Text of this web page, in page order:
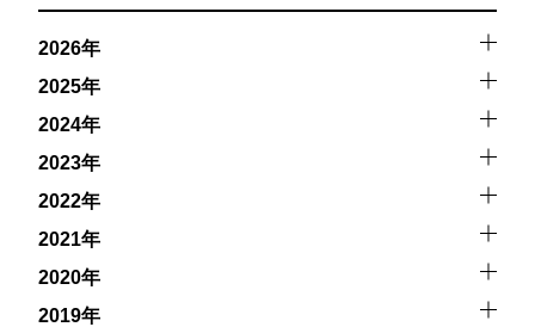
2026年
2025年
2024年
2023年
2022年
2021年
2020年
2019年